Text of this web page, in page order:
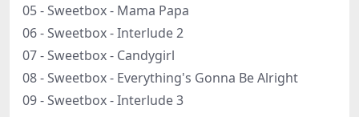
05 - Sweetbox - Mama Papa
06 - Sweetbox - Interlude 2
07 - Sweetbox - Candygirl
08 - Sweetbox - Everything's Gonna Be Alright
09 - Sweetbox - Interlude 3